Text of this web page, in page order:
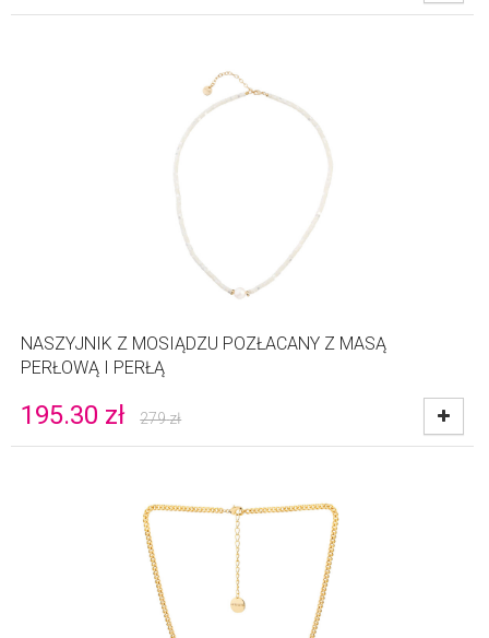
NASZYJNIK Z MOSIĄDZU POZŁACANY Z MASĄ
PERŁOWĄ I PERŁĄ
195.30 zł 279zł